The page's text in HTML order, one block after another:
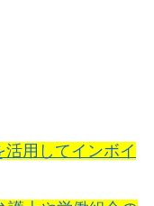
活用してインボイ